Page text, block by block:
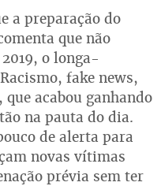
a preparação do
que não
o longa-
fake news,
acabou ganhando
na pauta do dia.
de alerta para
novas vítimas
prévia sem ter